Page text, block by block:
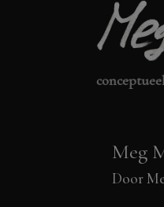
Meg
Door